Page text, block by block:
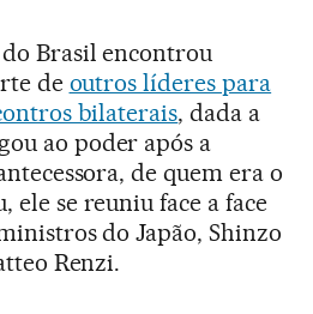
Brasil encontrou
de outros líderes para
bilaterais, dada a
ao poder após a
de quem era o
ele se reuniu face a face
do Japão, Shinzo
Renzi.